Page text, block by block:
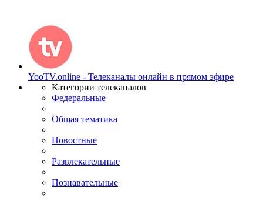
YooTV.online - Телеканалы онлайн в прямом эфире
Категории телеканалов
Федеральные
Общая тематика
Новостные
Развлекательные
Познавательные